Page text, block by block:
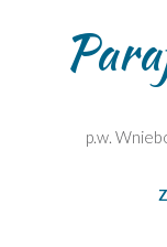
p.w.